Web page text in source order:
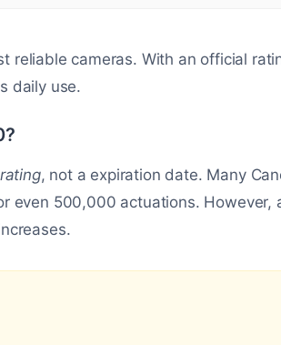
reliable cameras. With an official
daily use.
rating, not a expiration date. Many
even 500,000 actuations. However,